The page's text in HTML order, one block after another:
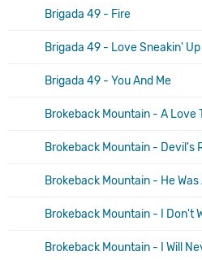
Brigada 49 - Fire
Brigada 49 - Love Sneakin' Up
Brigada 49 - You And Me
Brokeback Mountain - Devil's
Brokeback Mountain - He Was
Brokeback Mountain - I Don't
Brokeback Mountain - I Will